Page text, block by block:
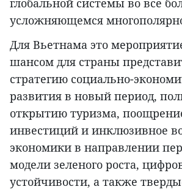
глобальной системы во все
усложняющемся
Для Вьетнама это
шансом для страны
стратегию социально-
развития в новый период,
открытию туризма,
инвестиций и инклюзивное
экономики в направлении
модели зеленого роста,
устойчивости, а также